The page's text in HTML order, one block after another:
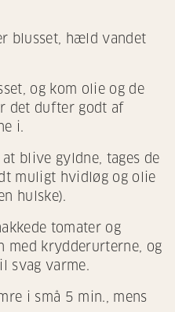
blusset, hæld vandet
og kom olie og de
det dufter godt af
i.
blive gyldne, tages de
muligt hvidløg og olie
hulske).
tomater og
med krydderurterne, og
svag varme.
i små 5 min., mens